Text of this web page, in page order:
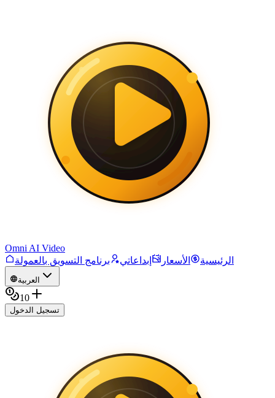
Omni AI Video
الرئيسية
الأسعار إبداعاتي برنامج التسويق بالعمولة
العربية
10
تسجيل الدخول